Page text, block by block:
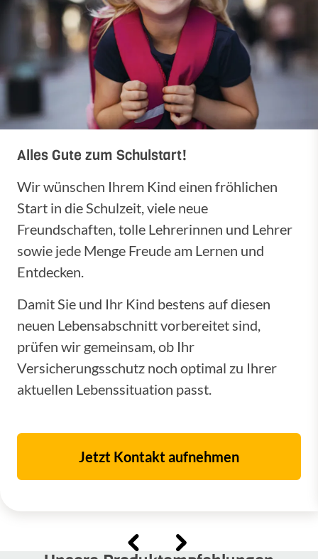
Alles Gute zum Schulstart!
Wir wünschen Ihrem Kind einen fröhlichen
Start in die Schulzeit, viele neue
Freundschaften, tolle Lehrerinnen und Lehrer
sowie jede Menge Freude am Lernen und
Entdecken.
Damit Sie und Ihr Kind bestens auf diesen
neuen Lebensabschnitt vorbereitet sind,
prüfen wir gemeinsam, ob Ihr
Versicherungsschutz noch optimal zu Ihrer
aktuellen Lebenssituation passt.
Jetzt Kontakt aufnehmen